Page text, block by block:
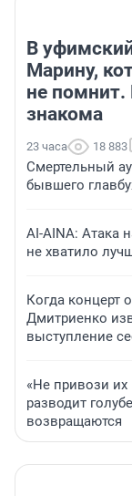
В
Марину,
не помнит.
знакома
23 часа 18 883
Смертельный
бывшего
AI-AINA: Атака
не хватило
Когда концерт
Дмитриенко
выступление
«Не привози их
разводит
возвращаются